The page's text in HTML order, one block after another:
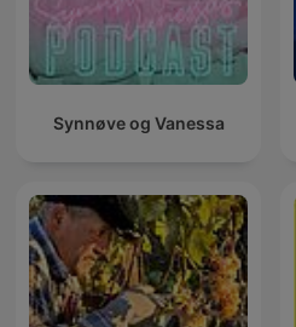
Synnøve og Vanessa